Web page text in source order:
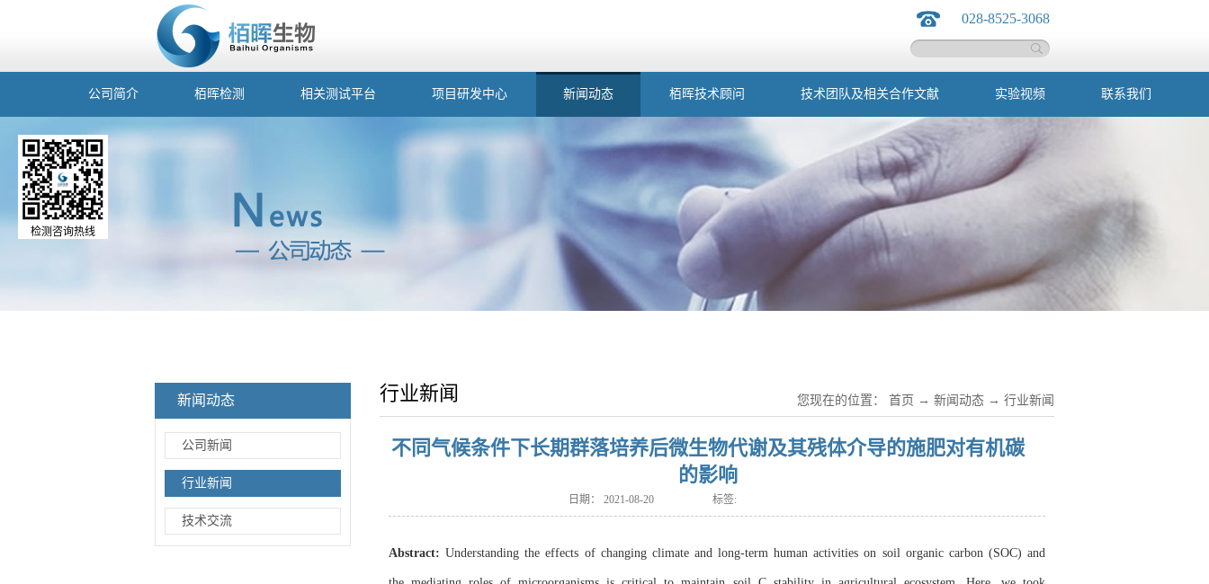
028-8525-3068
公司简介 栢晖检测 相关测试平台 项目研发中心 新闻动态 栢晖技术顾问 技术团队及相关合作文献 实验视频 联系我们
新闻动态
公司新闻
行业新闻
技术交流
行业新闻 您现在的位置： 首页 → 新闻动态 → 行业新闻
不同气候条件下长期群落培养后微生物代谢及其残体介导的施肥对有机碳
的影响
日期： 2021-08-20 标签:
Abstract: Understanding the effects of changing climate and long-term human activities on soil organic carbon (SOC) and
检测咨询热线